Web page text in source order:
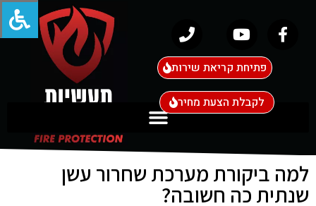
פתיחת קריאת שירות
לקבלת הצעת מחיר
למה ביקורת מערכת שחרור עשן
שנתית כה חשובה?